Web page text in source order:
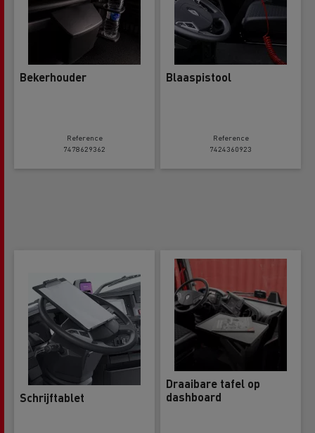
Bekerhouder
Reference
7478629362
Blaaspistool
Reference
7424360923
Schrijftablet
Draaibare tafel op
dashboard